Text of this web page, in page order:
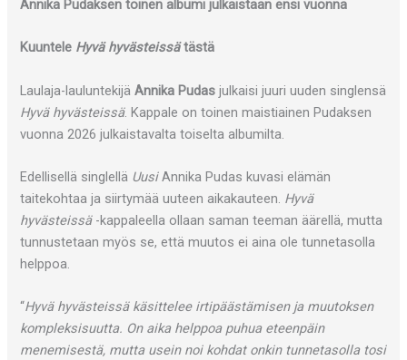
Annika Pudaksen toinen albumi julkaistaan ensi vuonna
Kuuntele Hyvä hyvästeissätästä
Laulaja-lauluntekijä Annika Pudas julkaisi juuri uuden singlensä
Hyvä hyvästeissä. Kappale on toinen maistiainen Pudaksen
vuonna 2026 julkaistavalta toiselta albumilta.
Edellisellä singlellä UusiAnnika Pudas kuvasi elämän
taitekohtaa ja siirtymää uuteen aikakauteen. Hyvä
hyvästeissä -kappaleella ollaan saman teeman äärellä, mutta
tunnustetaan myös se, että muutos ei aina ole tunnetasolla
helppoa.
“Hyvä hyvästeissä käsittelee irtipäästämisen ja muutoksen
kompleksisuutta. On aika helppoa puhua eteenpäin
menemisestä, mutta usein noi kohdat onkin tunnetasolla tosi